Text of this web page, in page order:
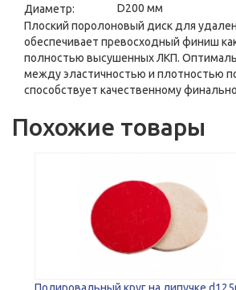
Диаметр:
D200 мм
Плоский поролоновый диск для
обеспечивает превосходный финиш
полностью высушенных ЛКП.
между эластичностью и плотностью
способствует качественному
Похожие товары